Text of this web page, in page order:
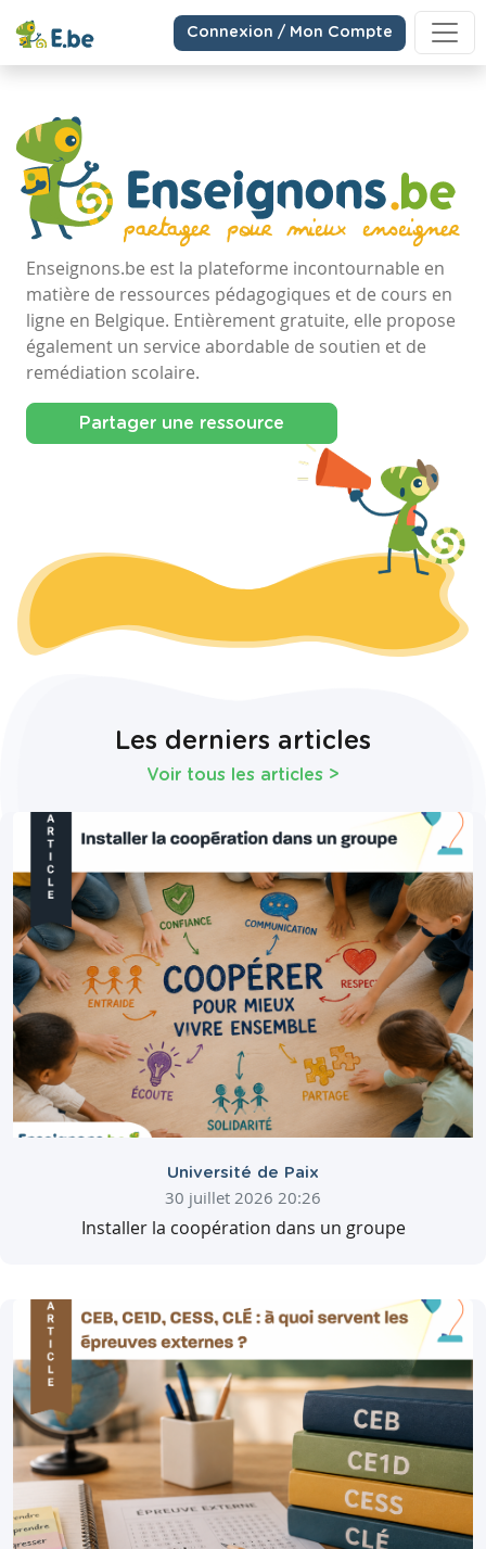
Connexion / Mon Compte
Enseignons.be est la plateforme incontournable en
matière de ressources pédagogiques et de cours en
ligne en Belgique. Entièrement gratuite, elle propose
également un service abordable de soutien et de
remédiation scolaire.
Partager une ressource
Les derniers articles
Voir tous les articles >
Université de Paix
30 juillet 2026 20:26
Installer la coopération dans un groupe